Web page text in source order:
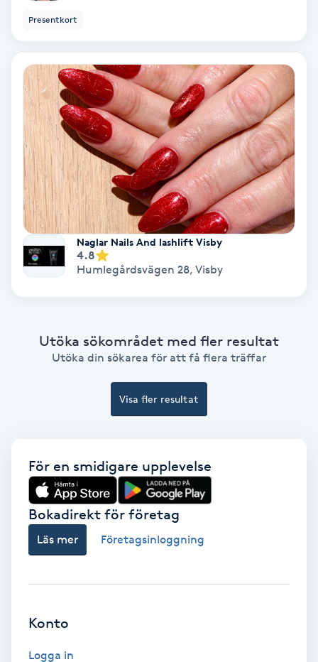
Ansiktsbehandling djuprengörande
Babylights
Balayage
Bambumassage
Barber
Barnklippning
BIAB
Bottenfärg
Brynplockning
Bröllopsuppsättning
Presentkort
Naglar Nails And lashlift Visby
4.8
Humlegårdsvägen 28, Visby
Utöka sökområdet med fler resultat
Utöka din sökarea för att få flera träffar
Visa fler resultat
För en smidigare upplevelse
Bokadirekt för företag
Läs mer Företagsinloggning
Konto
Logga in